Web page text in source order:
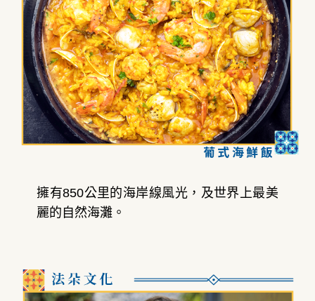
擁有850公里的海岸線風光，及世界上最美
麗的自然海灘。